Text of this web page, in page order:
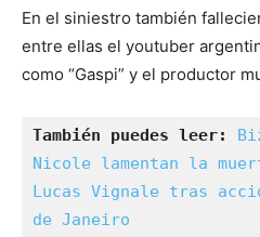
En el siniestro también
entre ellas el youtuber
como “Gaspi” y el productor
También puedes leer:
Nicole lamentan la
Lucas Vignale tras
de Janeiro